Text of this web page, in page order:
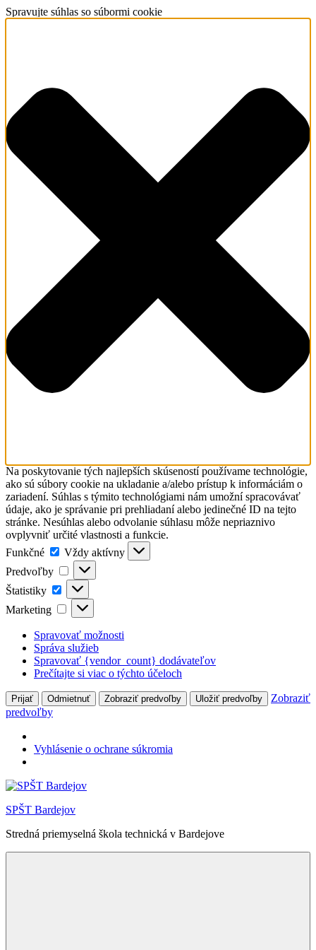
Spravujte súhlas so súbormi cookie
Na poskytovanie tých najlepších skúseností používame technológie,
ako sú súbory cookie na ukladanie a/alebo prístup k informáciám o
zariadení. Súhlas s týmito technológiami nám umožní spracovávať
údaje, ako je správanie pri prehliadaní alebo jedinečné ID na tejto
stránke. Nesúhlas alebo odvolanie súhlasu môže nepriaznivo
ovplyvniť určité vlastnosti a funkcie.
Funkčné
Funkčné
Vždy aktívny
Predvoľby
Predvoľby
Štatistiky Štatistiky
Marketing Marketing
Spravovať možnosti
Správa služieb
Spravovať {vendor_count} dodávateľov
Prečítajte si viac o týchto účeloch
Prijať Odmietnuť Zobraziť predvoľby Uložiť predvoľby
Zobraziť
predvoľby
Vyhlásenie o ochrane súkromia
Skip
content
SPŠT Bardejov
Stredná priemyselná škola technická v Bardejove